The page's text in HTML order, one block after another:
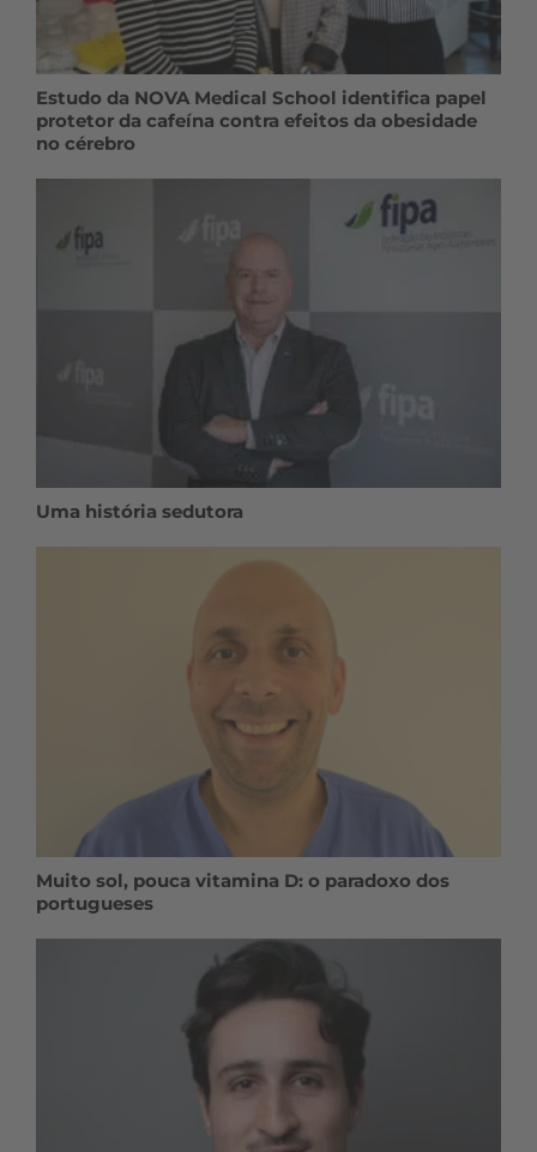
Estudo da NOVA Medical School identifica papel
protetor da cafeína contra efeitos da obesidade
no cérebro
Uma história sedutora
Muito sol, pouca vitamina D: o paradoxo dos
portugueses